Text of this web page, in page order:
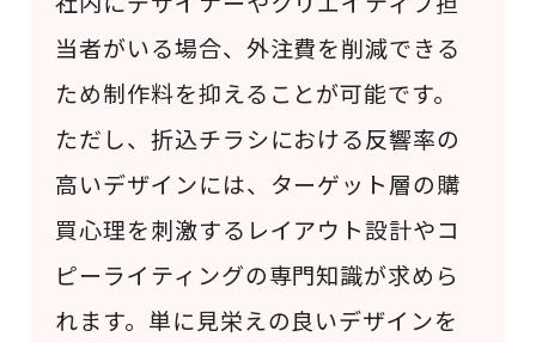
当者がいる場合、外注費を削減できる
ため制作料を抑えることが可能です。
ただし、折込チラシにおける反響率の
高いデザインには、ターゲット層の購
買心理を刺激するレイアウト設計やコ
ピーライティングの専門知識が求めら
れます。単に見栄えの良いデザインを